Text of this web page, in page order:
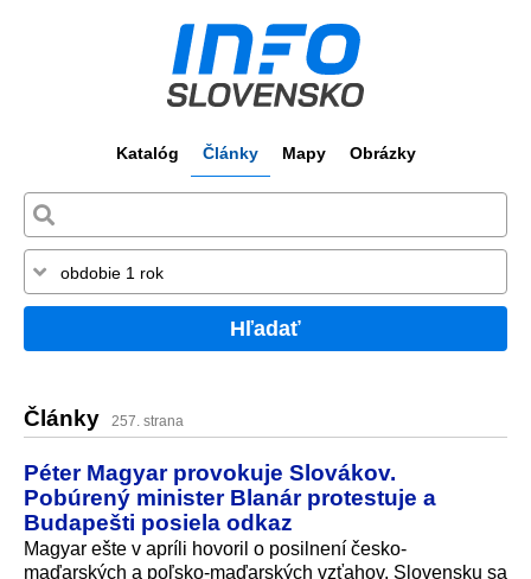
Katalóg Články Mapy Obrázky
Hľadať
Články 257. strana
Péter Magyar provokuje Slovákov.
Pobúrený minister Blanár protestuje a
Budapešti posiela odkaz
Magyar ešte v apríli hovoril o posilnení česko-
maďarských a poľsko-maďarských vzťahov, Slovensku sa